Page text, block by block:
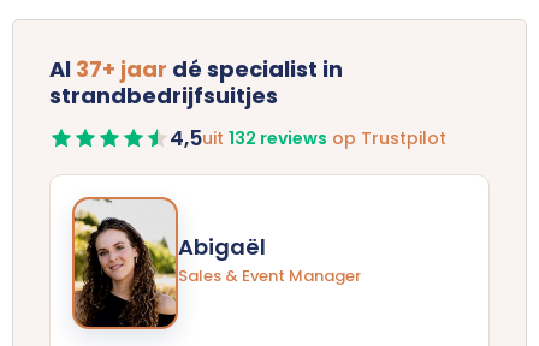
Al 37+ jaar dé specialist in
strandbedrijfsuitjes
4,5uit 132 reviews op Trustpilot
Abigaël
Sales & Event Manager